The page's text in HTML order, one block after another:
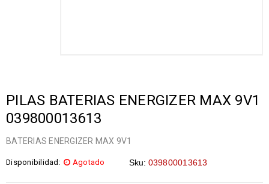
PILAS BATERIAS ENERGIZER MAX 9V1
039800013613
BATERIAS ENERGIZER MAX 9V1
Disponibilidad: Agotado Sku: 039800013613